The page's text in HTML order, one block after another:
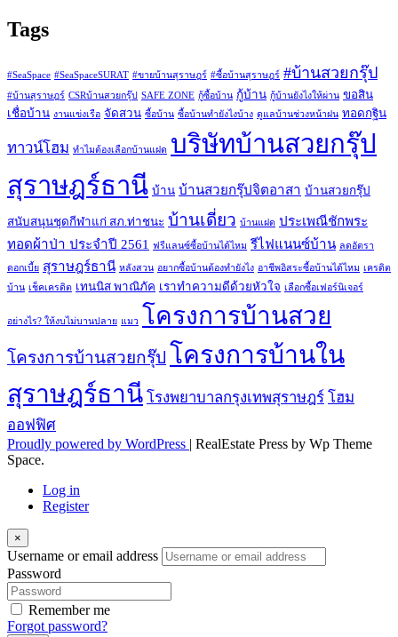
Tags
#SeaSpace #SeaSpaceSURAT #ขายบ้านสุราษฎร์ #ซื้อบ้านสุราษฎร์ #บ้านสวยกรุ๊ป
#บ้านสุราษฎร์ CSRบ้านสวยกรุ๊ป SAFE ZONE กู้ซื้อบ้าน กู้บ้าน กู้บ้านยังไงให้ผ่าน ขอสิน
เชื่อบ้าน งานแข่งเรือ จัดสวน ซื้อบ้าน ซื้อบ้านทำยังไงบ้าง ดูแลบ้านช่วงหน้าฝน ทอดกฐิน
ทาวน์โฮม ทำไมต้องเลือกบ้านแฝด บริษัทบ้านสวยกรุ๊ป
สุราษฎร์ธานี บ้าน บ้านสวยกรุ๊ปจิตอาสา บ้านสวยกรุ๊ป
สนับสนุนชุดกีฬาแก่ สภ.ท่าชนะ บ้านเดี่ยว บ้านแฝด ประเพณีชักพระ
ทอดผ้าป่า ประจำปี 2561
ฟรีแลนซ์ซื้อบ้านได้ไหม รีไฟแนนซ์บ้าน ลดอัตรา
ดอกเบี้ย สุราษฎร์ธานี หลังสวน อยากซื้อบ้านต้องทำยังไง อาชีพอิสระซื้อบ้านได้ไหม เครดิต
บ้าน เช็คเครดิต เทนนิส พาณิภัค เราทำความดีด้วยหัวใจ เลือกซื้อเฟอร์นิเจอร์
อย่างไร? ให้งบไม่บานปลาย แมว โครงการบ้านสวย
โครงการบ้านสวยกรุ๊ป โครงการบ้านใน
สุราษฎร์ธานี โรงพยาบาลกรุงเทพสุราษฎร์ โฮม
ออฟฟิศ
Proudly powered by WordPress | RealEstate Press by Wp Theme
Space.
Log in
Register
×
Username or email address
Password
Remember me
Forgot password?